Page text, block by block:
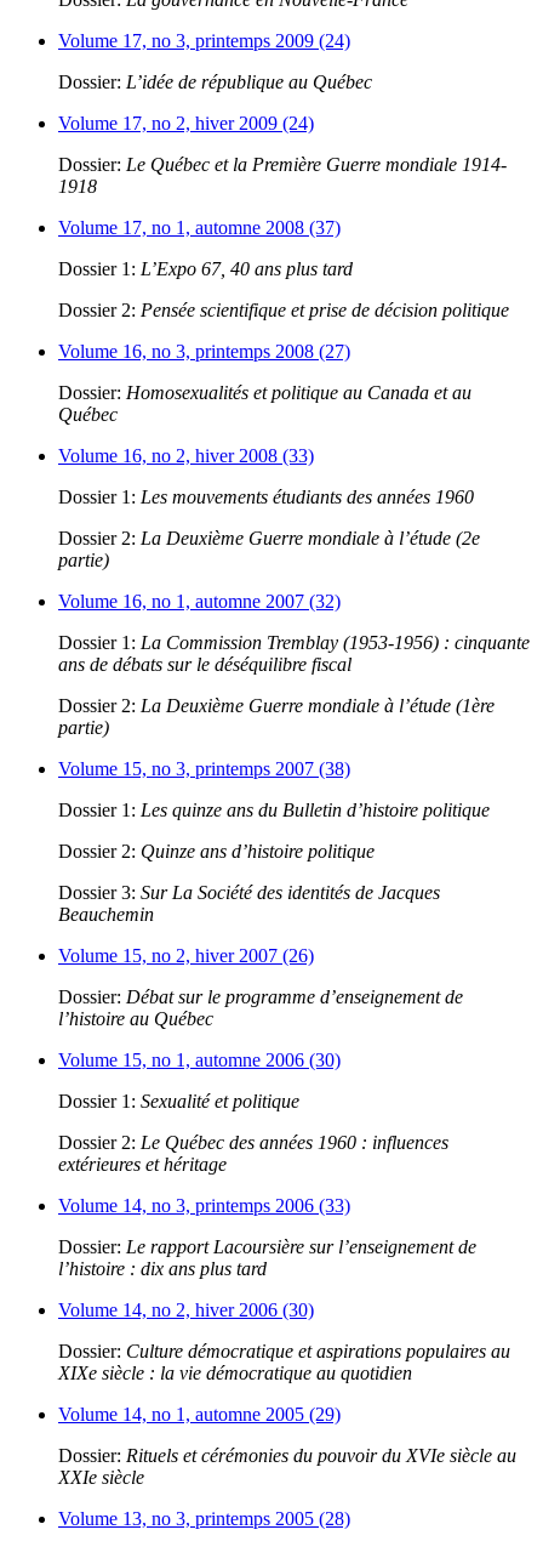
Volume 17, no 3, printemps 2009 (24)
Dossier: L’idée de république au Québec
Volume 17, no 2, hiver 2009 (24)
Dossier: Le Québec et la Première Guerre mondiale 1914-
1918
Volume 17, no 1, automne 2008 (37)
Dossier 1: L’Expo 67, 40 ans plus tard
Dossier 2: Pensée scientifique et prise de décision politique
Volume 16, no 3, printemps 2008 (27)
Dossier: Homosexualités et politique au Canada et au
Québec
Volume 16, no 2, hiver 2008 (33)
Dossier 1: Les mouvements étudiants des années 1960
Dossier 2: La Deuxième Guerre mondiale à l’étude (2e
partie)
Volume 16, no 1, automne 2007 (32)
Dossier 1: La Commission Tremblay (1953-1956) : cinquante
ans de débats sur le déséquilibre fiscal
Dossier 2: La Deuxième Guerre mondiale à l’étude (1ère
partie)
Volume 15, no 3, printemps 2007 (38)
Dossier 1: Les quinze ans du Bulletin d’histoire politique
Dossier 2: Quinze ans d’histoire politique
Dossier 3: Sur La Société des identités de Jacques
Beauchemin
Volume 15, no 2, hiver 2007 (26)
Dossier: Débat sur le programme d’enseignement de
l’histoire au Québec
Volume 15, no 1, automne 2006 (30)
Dossier 1: Sexualité et politique
Dossier 2: Le Québec des années 1960 : influences
extérieures et héritage
Volume 14, no 3, printemps 2006 (33)
Dossier: Le rapport Lacoursière sur l’enseignement de
l’histoire : dix ans plus tard
Volume 14, no 2, hiver 2006 (30)
Dossier: Culture démocratique et aspirations populaires au
XIXe siècle : la vie démocratique au quotidien
Volume 14, no 1, automne 2005 (29)
Dossier: Rituels et cérémonies du pouvoir du XVIe siècle au
XXIe siècle
Volume 13, no 3, printemps 2005 (28)